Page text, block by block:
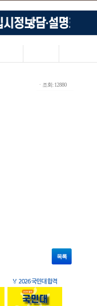
ㆍ조회: 12880
목록
🏅 2026 국민대 합격